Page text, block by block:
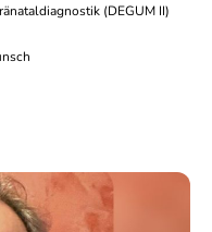
(DEGUM II)